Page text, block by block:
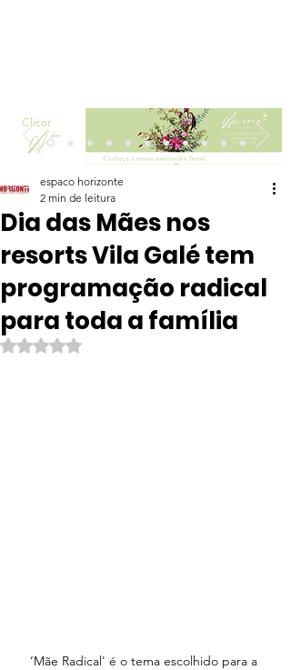
Clicar
Dia das Mães nos
resorts Vila Galé tem
programação radical
para toda a família
espaco horizonte
2 min de leitura
Avaliado com NaN de 5 estrelas.
‘Mãe Radical' é o tema escolhido para a